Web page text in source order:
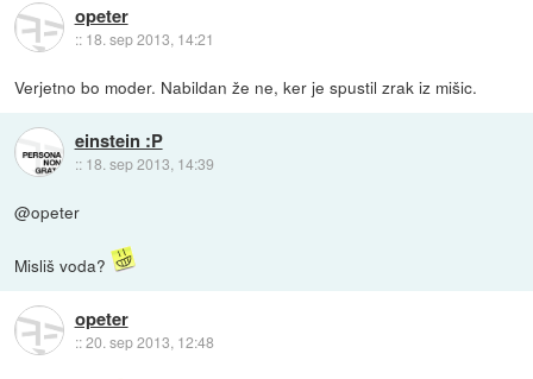
opeter
:: 18. sep 2013, 14:21
Verjetno bo moder. Nabildan že ne, ker je spustil zrak iz mišic.
einstein :P
:: 18. sep 2013, 14:39
@opeter
Misliš voda?
opeter
::20. sep 2013, 12:48